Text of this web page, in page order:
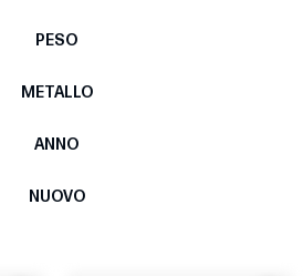
PESO
METALLO
ANNO
NUOVO